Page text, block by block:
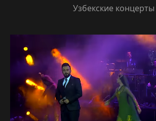
Узбекские концерты